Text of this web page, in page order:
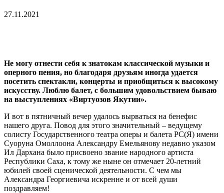
27.11.2021
Не могу отнести себя к знатокам классической музыки и
оперного пения, но благодаря друзьям иногда удается
посетить спектакли, концерты и приобщиться к высокому
искусству. Люблю балет, с большим удовольствием бываю
на выступлениях «Виртуозов Якутии».
И вот в пятничный вечер удалось вырваться на бенефис
нашего друга. Повод для этого значительный – ведущему
солисту Государственного театра оперы и балета РС(Я) имени
Суоруна Омоллоона Александру Емельянову недавно указом
Ил Дархана было присвоено звание народного артиста
Республики Саха, к тому же ныне он отмечает 20-летний
юбилей своей сценической деятельности. С чем мы
Александра Георгиевича искренне и от всей души
поздравляем!